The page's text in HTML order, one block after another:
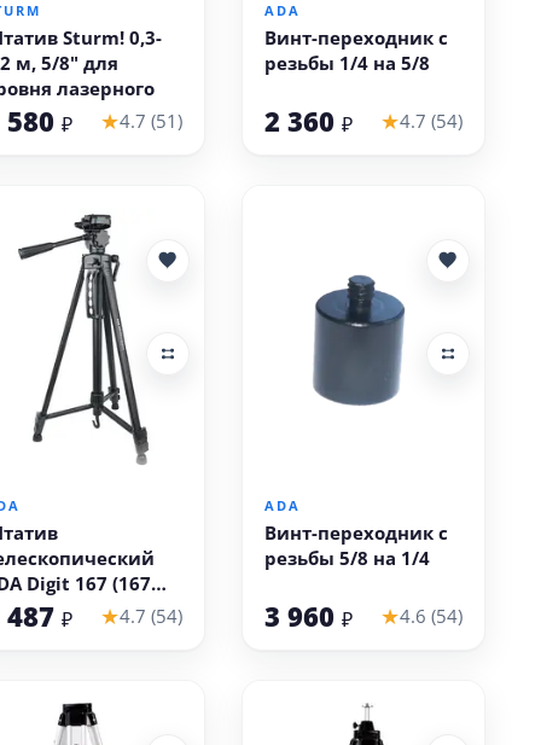
Sturm! 0,3-
м, 5/8" для
лазерного
580 ₽ ★4.7 (51)
ADA
Винт-переходник с
резьбы 1/4 на 5/8
2 360 ₽ ★4.7 (54)
Digit 167 (167
резьба 1/4
487 ₽ ★4.7 (54)
ADA
Винт-переходник с
резьбы 5/8 на 1/4
3 960 ₽ ★4.6 (54)